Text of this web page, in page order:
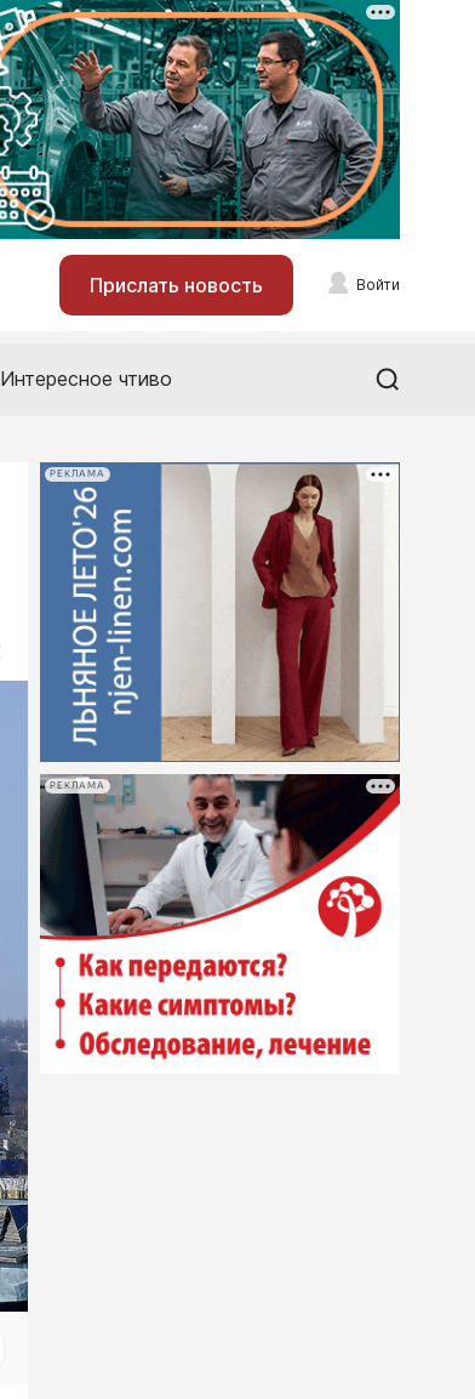
Прислать новость Войти
Интересное чтиво
РЕКЛАМА
РЕКЛАМА